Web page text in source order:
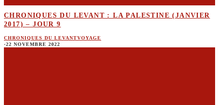
CHRONIQUES DU LEVANT : LA PALESTINE (JANVIER
2017) – JOUR 9
CHRONIQUES DU LEVANTVOYAGE
·22 NOVEMBRE 2022